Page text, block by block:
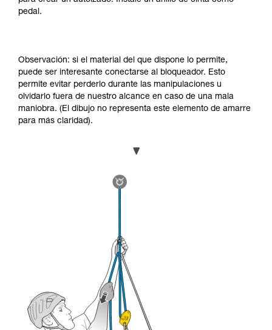
pedal.
Observación: si el material del que dispone lo permite,
puede ser interesante conectarse al bloqueador. Esto
permite evitar perderlo durante las manipulaciones u
olvidarlo fuera de nuestro alcance en caso de una mala
maniobra. (El dibujo no representa este elemento de amarre
para más claridad).